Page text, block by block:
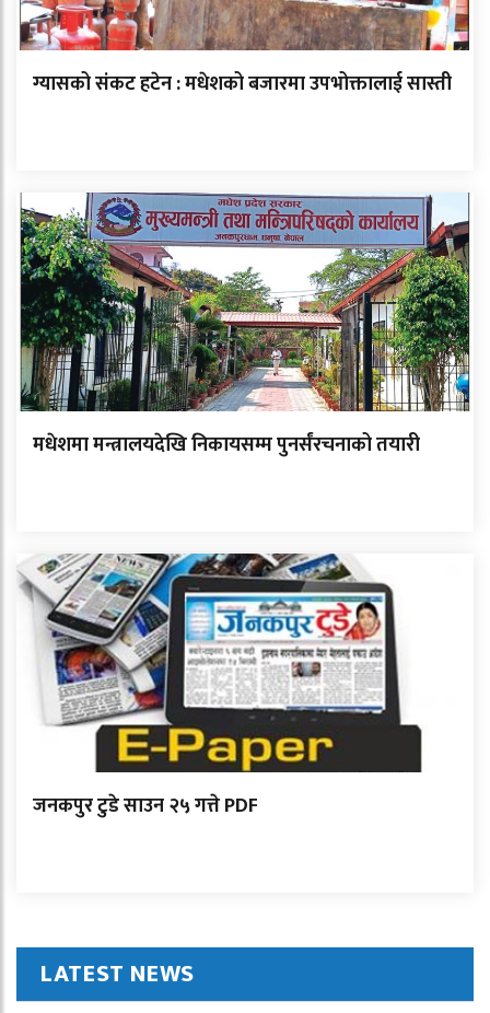
ग्यासको संकट हटेन : मधेशको बजारमा उपभोक्तालाई सास्ती
मधेशमा मन्त्रालयदेखि निकायसम्म पुनर्संरचनाको तयारी
जनकपुर टुडे साउन २५ गत्ते PDF
LATEST NEWS